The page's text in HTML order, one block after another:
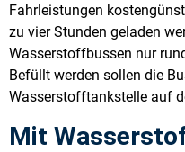
Fahrleistungen
zu vier Stunden geladen
Wasserstoffbussen nur
Befüllt werden sollen die
Wasserstofftankstelle auf
Mit